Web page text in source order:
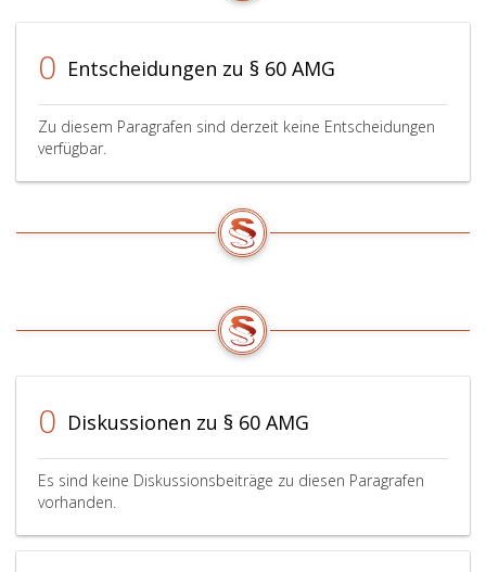
0 Entscheidungen zu § 60 AMG
Zu diesem Paragrafen sind derzeit keine Entscheidungen
verfügbar.
0 Diskussionen zu § 60 AMG
Es sind keine Diskussionsbeiträge zu diesen Paragrafen
vorhanden.